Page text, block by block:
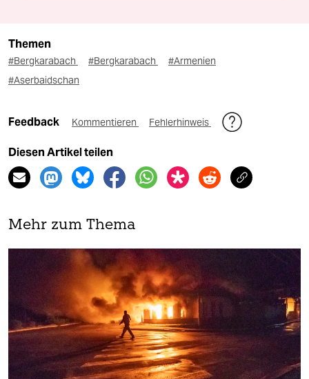
Themen
#Bergkarabach #Bergkarabach
#Armenien
#Aserbaidschan
Feedback Kommentieren Fehlerhinweis
Diesen Artikel teilen
Mehr zum Thema